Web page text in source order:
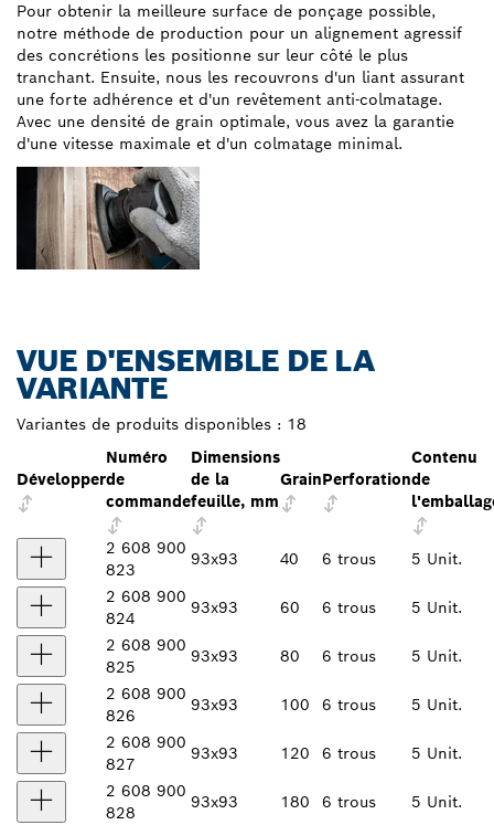
Pour obtenir la meilleure surface de ponçage possible,
notre méthode de production pour un alignement agressif
des concrétions les positionne sur leur côté le plus
tranchant. Ensuite, nous les recouvrons d'un liant assurant
une forte adhérence et d'un revêtement anti-colmatage.
Avec une densité de grain optimale, vous avez la garantie
d'une vitesse maximale et d'un colmatage minimal.
VUE D'ENSEMBLE DE LA
VARIANTE
Variantes de produits disponibles : 18
Développer
Numéro
de
commande
Dimensions
de la
feuille, mm
GrainPerforation
Contenu
de
2 608 900
823
93x93 40 6 trous
5 Unit.
2 608 900
824
93x93 60 6 trous
5 Unit.
2 608 900
825
93x93 80 6 trous
5 Unit.
2 608 900
826
93x93 100 6 trous
5 Unit.
2 608 900
827
93x93 120 6 trous
5 Unit.
2 608 900
828
93x93 180 6 trous
5 Unit.